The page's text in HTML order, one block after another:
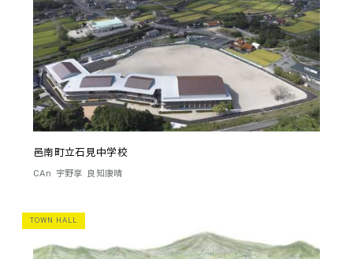
邑南町立石見中学校
CAn 宇野享 良知康晴
TOWN HALL